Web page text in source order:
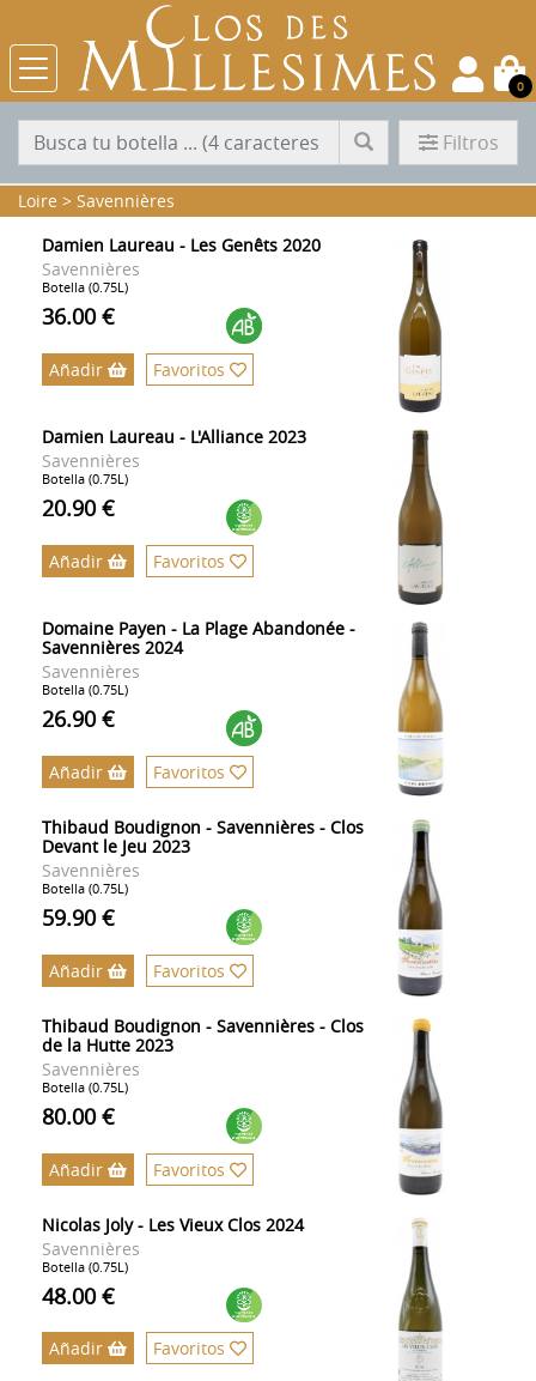
0
Filtros
Loire > Savennières
Damien Laureau - Les Genêts 2020
Savennières
Botella (0.75L)
36.00 €
Añadir Favoritos
Damien Laureau - L'Alliance 2023
Savennières
Botella (0.75L)
20.90 €
Añadir Favoritos
Domaine Payen - La Plage Abandonée -
Savennières 2024
Savennières
Botella (0.75L)
26.90 €
Añadir Favoritos
Thibaud Boudignon - Savennières - Clos
Devant le Jeu 2023
Savennières
Botella (0.75L)
59.90 €
Añadir Favoritos
Thibaud Boudignon - Savennières - Clos
de la Hutte 2023
Savennières
Botella (0.75L)
80.00 €
Añadir Favoritos
Nicolas Joly - Les Vieux Clos 2024
Savennières
Botella (0.75L)
48.00 €
Añadir Favoritos